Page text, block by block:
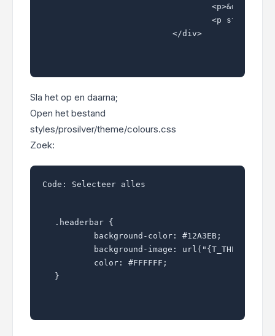
			</div>
Sla het op en daarna;
Open het bestand
styles/prosilver/theme/colours.css
Zoek:
Code: Selecteer alles
.headerbar {
}